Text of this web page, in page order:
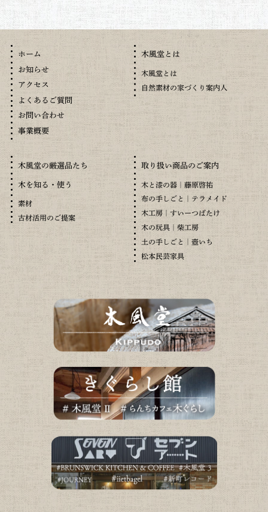
ホーム
お知らせ
アクセス
よくあるご質問
お問い合わせ
事業概要
木風堂とは
木風堂とは
自然素材の家づくり案内人
木風堂の厳選品たち
木を知る・使う
素材
古材活用のご提案
取り扱い商品のご案内
木と漆の器｜藤原啓祐
布の手しごと｜テラメイド
木工房｜すいーつばたけ
木の玩具｜柴工房
土の手しごと｜壺いち
松本民芸家具